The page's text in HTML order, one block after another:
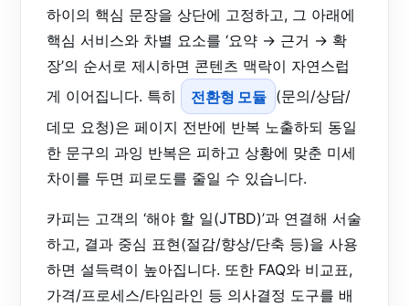
하이의 핵심 문장을 상단에 고정하고, 그 아래에
핵심 서비스와 차별 요소를 ‘요약 → 근거 → 확
장’의 순서로 제시하면 콘텐츠 맥락이 자연스럽
게 이어집니다. 특히
전환형 모듈 (문의/상담/
데모 요청)은 페이지 전반에 반복 노출하되 동일
한 문구의 과잉 반복은 피하고 상황에 맞춘 미세
차이를 두면 피로도를 줄일 수 있습니다.
카피는 고객의 ‘해야 할 일(JTBD)’과 연결해 서술
하고, 결과 중심 표현(절감/향상/단축 등)을 사용
하면 설득력이 높아집니다. 또한 FAQ와 비교표,
가격/프로세스/타임라인 등 의사결정 도구를 배